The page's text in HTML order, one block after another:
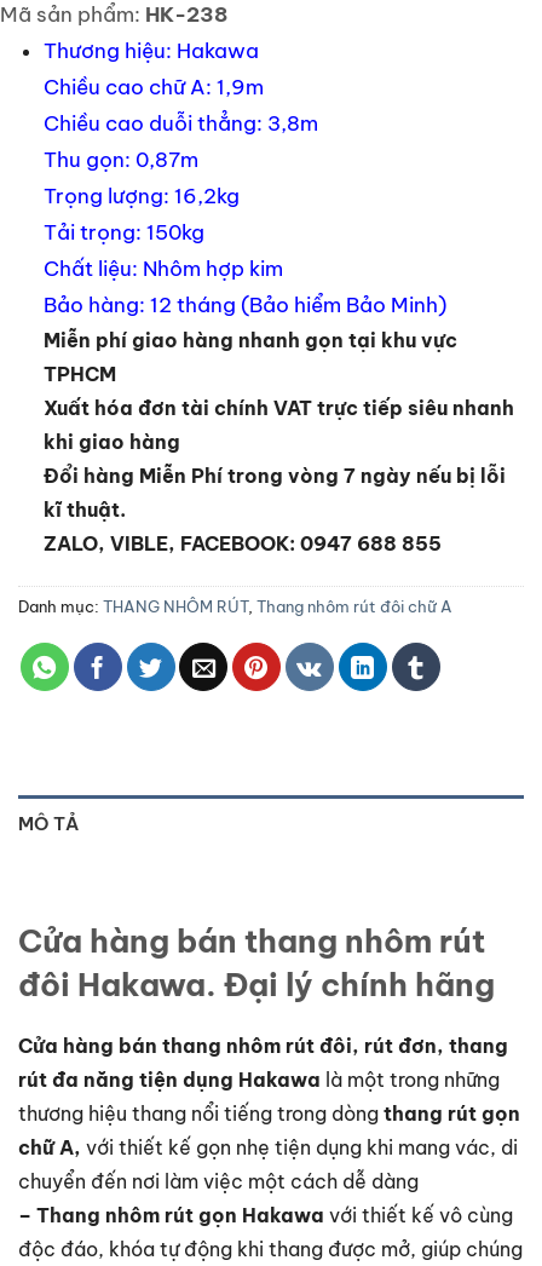
Mã sản phẩm: HK-238
Thương hiệu: Hakawa
Chiều cao chữ A: 1,9m
Chiều cao duỗi thẳng: 3,8m
Thu gọn: 0,87m
Trọng lượng: 16,2kg
Tải trọng: 150kg
Chất liệu: Nhôm hợp kim
Bảo hàng: 12 tháng (Bảo hiểm Bảo Minh)
Miễn phí giao hàng nhanh gọn tại khu vực
TPHCM
Xuất hóa đơn tài chính VAT trực tiếp siêu nhanh
khi giao hàng
Đổi hàng Miễn Phí trong vòng 7 ngày nếu bị lỗi
kĩ thuật.
ZALO, VIBLE, FACEBOOK: 0947 688 855
Danh mục: THANG NHÔM RÚT, Thang nhôm rút đôi chữ A
MÔ TẢ
Cửa hàng bán thang nhôm rút
đôi Hakawa. Đại lý chính hãng
Cửa hàng bán thang nhôm rút đôi, rút đơn, thang
rút đa năng tiện dụng Hakawa là một trong những
thương hiệu thang nổi tiếng trong dòng thang rút gọn
chữ A, với thiết kế gọn nhẹ tiện dụng khi mang vác, di
chuyển đến nơi làm việc một cách dễ dàng
– Thang nhôm rút gọn Hakawa với thiết kế vô cùng
độc đáo, khóa tự động khi thang được mở, giúp chúng